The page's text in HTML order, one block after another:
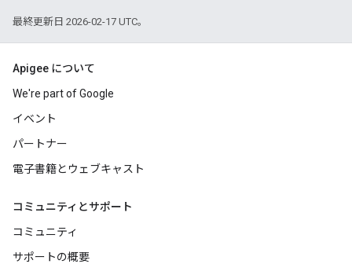
最終更新日 2026-02-17 UTC。
Apigee について
We're part of Google
イベント
パートナー
電子書籍とウェブキャスト
コミュニティとサポート
コミュニティ
サポートの概要